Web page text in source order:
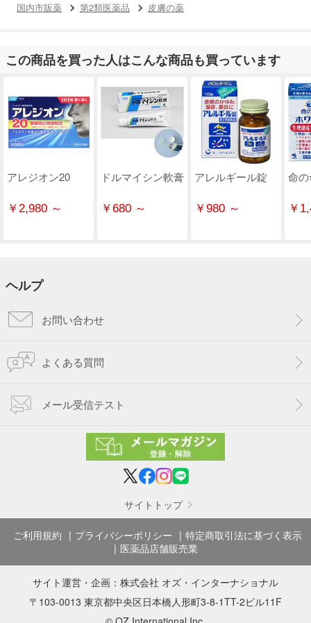
国内市販薬 第2類医薬品 皮膚の薬
この商品を買った人はこんな商品も買っています
アレジオン20
￥2,980 ～
ドルマイシン軟膏
￥680 ～
アレルギール錠
￥980 ～
命
￥
ヘルプ
お問い合わせ
よくある質問
メール受信テスト
サイトトップ
ご利用規約 プライバシーポリシー
特定商取引法に基づく表示
医薬品店舗販売業
サイト運営・企画： 株式会社 オズ・インターナショナル
〒103-0013 東京都中央区日本橋人形町3-8-1TT-2ビル11F